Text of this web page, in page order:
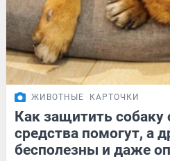
ЖИВОТНЫЕ КАРТОЧКИ
Как защитить собаку
средства помогут, а
бесполезны и даже